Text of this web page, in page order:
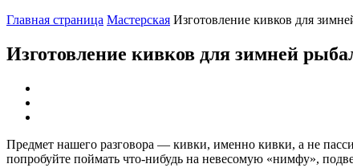
Главная страница Мастерская Изготовление кивков для
Изготовление кивков для зимней
Предмет нашего разговора — кивки, именно кивки, а не
попробуйте поймать что-нибудь на невесомую «нимфу»,